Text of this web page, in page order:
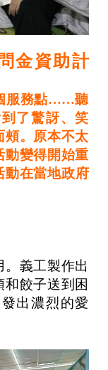
金資助計
服務點……聽
了驚訝、笑
頰。原本不太
動變得開始重
在當地政府
義工製作出
餃子送到困
出濃烈的愛